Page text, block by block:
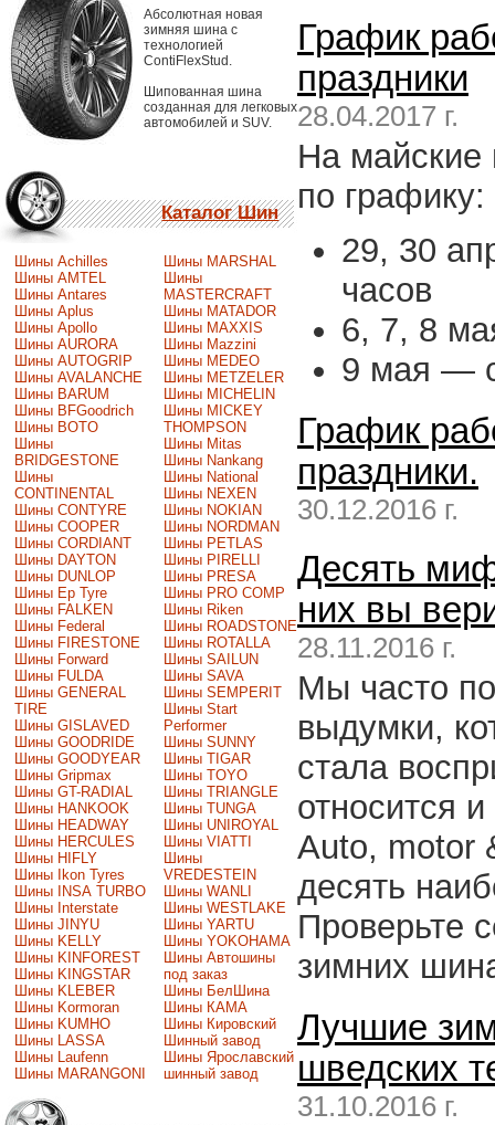
Абсолютная новая
зимняя шина с
технологией
ContiFlexStud.
Шипованная шина
созданная для легковых
автомобилей и SUV.
Каталог Шин
Шины Achilles
Шины AMTEL
Шины Antares
Шины Aplus
Шины Apollo
Шины AURORA
Шины AUTOGRIP
Шины AVALANCHE
Шины BARUM
Шины BFGoodrich
Шины BOTO
Шины
BRIDGESTONE
Шины
CONTINENTAL
Шины CONTYRE
Шины COOPER
Шины CORDIANT
Шины DAYTON
Шины DUNLOP
Шины Ep Tyre
Шины FALKEN
Шины Federal
Шины FIRESTONE
Шины Forward
Шины FULDA
Шины GENERAL
TIRE
Шины GISLAVED
Шины GOODRIDE
Шины GOODYEAR
Шины Gripmax
Шины GT-RADIAL
Шины HANKOOK
Шины HEADWAY
Шины HERCULES
Шины HIFLY
Шины Ikon Tyres
Шины INSA TURBO
Шины Interstate
Шины JINYU
Шины KELLY
Шины KINFOREST
Шины KINGSTAR
Шины KLEBER
Шины Kormoran
Шины KUMHO
Шины LASSA
Шины Laufenn
Шины MARANGONI
Шины MARSHAL
Шины
MASTERCRAFT
Шины MATADOR
Шины MAXXIS
Шины Mazzini
Шины MEDEO
Шины METZELER
Шины MICHELIN
Шины MICKEY
THOMPSON
Шины Mitas
Шины Nankang
Шины National
Шины NEXEN
Шины NOKIAN
Шины NORDMAN
Шины PETLAS
Шины PIRELLI
Шины PRESA
Шины PRO COMP
Шины Riken
Шины ROADSTONE
Шины ROTALLA
Шины SAILUN
Шины SAVA
Шины SEMPERIT
Шины Start
Performer
Шины SUNNY
Шины TIGAR
Шины TOYO
Шины TRIANGLE
Шины TUNGA
Шины UNIROYAL
Шины VIATTI
Шины
VREDESTEIN
Шины WANLI
Шины WESTLAKE
Шины YARTU
Шины YOKOHAMA
Шины Автошины
под заказ
Шины БелШина
Шины КАМА
Шины Кировский
Шинный завод
Шины Ярославский
шинный завод
График
праздники
28.04.2017 г.
На майские
по графику:
29, 30
часов
6, 7, 8
9 мая —
График
праздники.
30.12.2016 г.
Десять
них вы
28.11.2016 г.
Мы часто
выдумки,
стала
относится
Auto, motor
десять
Проверьте
зимних
Лучшие
шведских
31.10.2016 г.